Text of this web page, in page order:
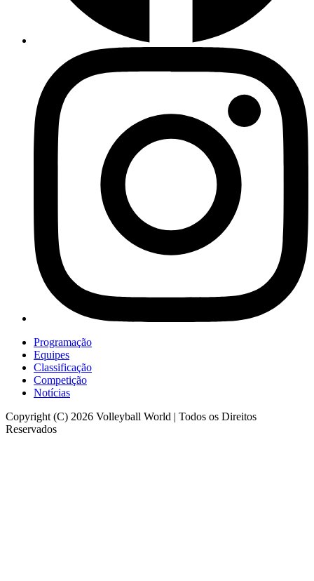
Programação
Equipes
Classificação
Competição
Notícias
Copyright (C) 2026 Volleyball World | Todos os Direitos
Reservados